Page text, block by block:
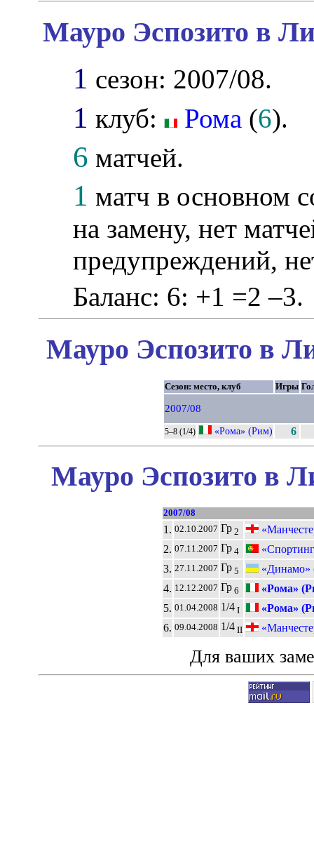
Мауро Эспозито в
1 сезон: 2007/08.
1 клуб: Рома (6).
6 матчей.
1 матч в основном
на замену, нет
предупреждений,
Баланс: 6: +1 =2 –3.
Мауро Эспозито в
Сезон: место, клуб Игры
2007/08
5–8 (1/4) «Рома» (Рим) 6
Мауро Эспозито в
2007/08
1. 02.10.2007 Гр2
2. 07.11.2007 Гр4
3. 27.11.2007 Гр5
«Динамо»
4. 12.12.2007 Гр6
«Рома»
5. 01.04.2008 1/4I
«Рома»
6. 09.04.2008 1/4II
Для ваших